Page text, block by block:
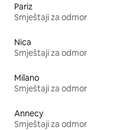
Pariz
Smještaji za odmor
Nica
Smještaji za odmor
Milano
Smještaji za odmor
Annecy
Smještaji za odmor